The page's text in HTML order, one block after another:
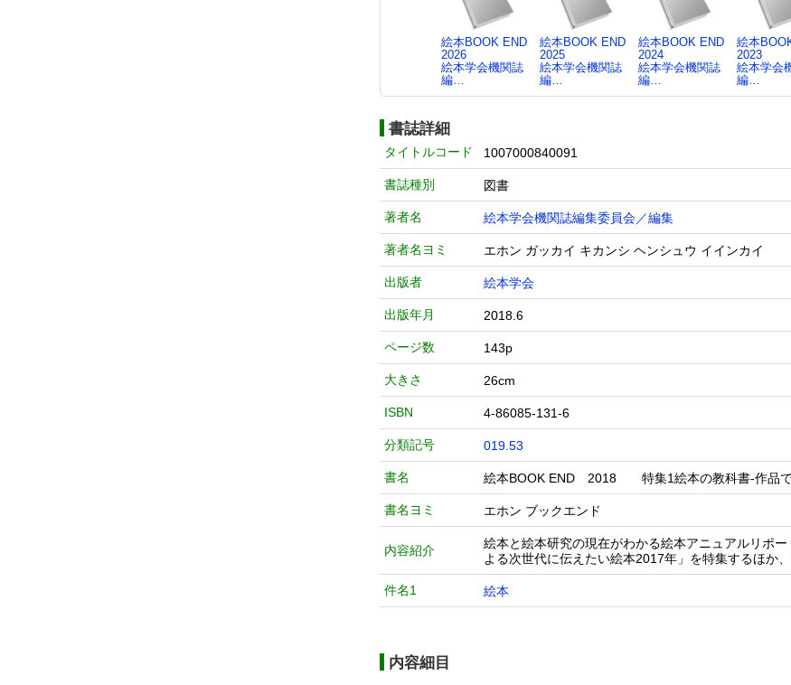
絵本BOOK END
2026
絵本学会機関誌
編…
絵本BOOK END
2025
絵本学会機関誌
編…
絵本BOOK END
2024
絵本学会機関誌
編…
絵本
2023
絵本学会
編…
書誌詳細
タイトルコード 1007000840091
書誌種別 図書
著者名 絵本学会機関誌編集委員会／編集
著者名ヨミ エホン ガッカイ キカンシ ヘンシュウ イインカイ
出版者 絵本学会
出版年月 2018.6
ページ数 143p
大きさ 26cm
ISBN 4-86085-131-6
分類記号 019.53
書名 絵本BOOK END 2018 特集1絵本の教科書-作品
書名ヨミ エホン ブックエンド
内容紹介
絵本と絵本研究の現在がわかる絵本アニュアルリポ
よる次世代に伝えたい絵本2017年」を特集するほか
件名1 絵本
内容細目